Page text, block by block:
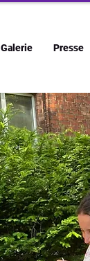
Galerie Presse